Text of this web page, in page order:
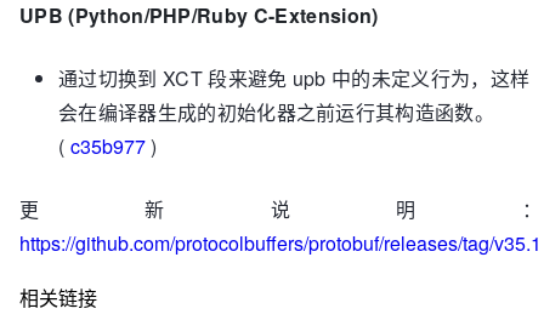
UPB (Python/PHP/Ruby C-Extension)
通过切换到 XCT 段来避免 upb 中的未定义行为，这样
会在编译器生成的初始化器之前运行其构造函数。
( c35b977)
更新说明：
https://github.com/protocolbuffers/protobuf/releases/tag/v35.1
相关链接